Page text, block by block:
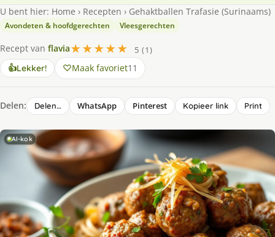
U bent hier: Home › Recepten › Gehaktballen Trafasie (Surinaams)
Avondeten & hoofdgerechten Vleesgerechten
Recept van flavia★★★★★
5 (1)
👍Lekker! Maak favoriet11
Delen: Delen… WhatsApp Pinterest Kopieer link Print
AI-kok